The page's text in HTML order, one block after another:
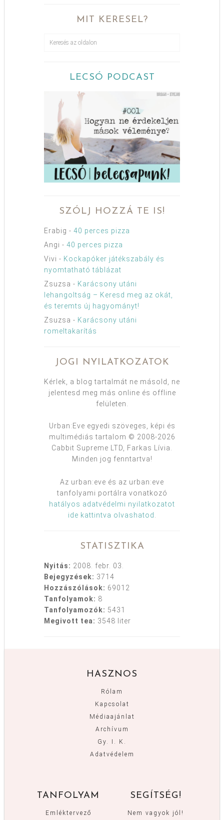
MIT KERESEL?
LECSÓ PODCAST
SZÓLJ HOZZÁ TE IS!
Erabig - 40 perces pizza
Angi - 40 perces pizza
Vivi - Kockapóker játékszabály és
nyomtatható táblázat
Zsuzsa - Karácsony utáni
lehangoltság – Keresd meg az okát,
és teremts új hagyományt!
Zsuzsa - Karácsony utáni
romeltakarítás
JOGI NYILATKOZATOK
Kérlek, a blog tartalmát ne másold, ne
jelentesd meg más online és offline
felületen.
Urban:Eve egyedi szöveges, képi és
multimédiás tartalom © 2008-2026
Cabbit Supreme LTD, Farkas Lívia.
Minden jog fenntartva!
Az urban:eve és az urban:eve
tanfolyami portálra vonatkozó
hatályos adatvédelmi nyilatkozatot
ide kattintva olvashatod
STATISZTIKA
Nyitás: 2008. febr. 03.
Bejegyzések: 3714
Hozzászólások: 69012
Tanfolyamok: 8
Tanfolyamozók: 5431
Megivott tea: 3548 liter
HASZNOS
Rólam
Kapcsolat
Médiaajánlat
Archívum
Gy. I. K.
Adatvédelem
TANFOLYAM
Emléktervező
SEGÍTSÉG!
Nem vagyok jól!